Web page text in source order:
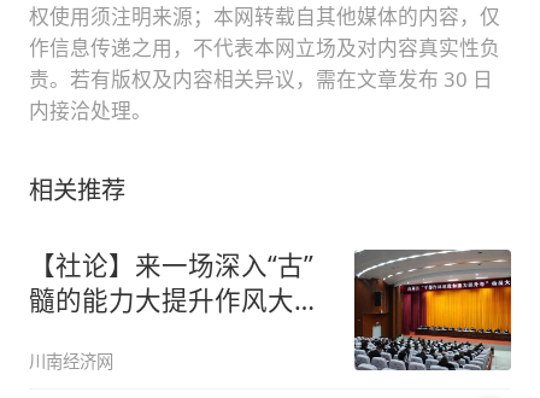
权使用须注明来源；本网转载自其他媒体的内容，仅
作信息传递之用，不代表本网立场及对内容真实性负
责。若有版权及内容相关异议，需在文章发布 30 日
内接洽处理。
相关推荐
【社论】来一场深入“古”
髓的能力大提升作风大转
川南经济网